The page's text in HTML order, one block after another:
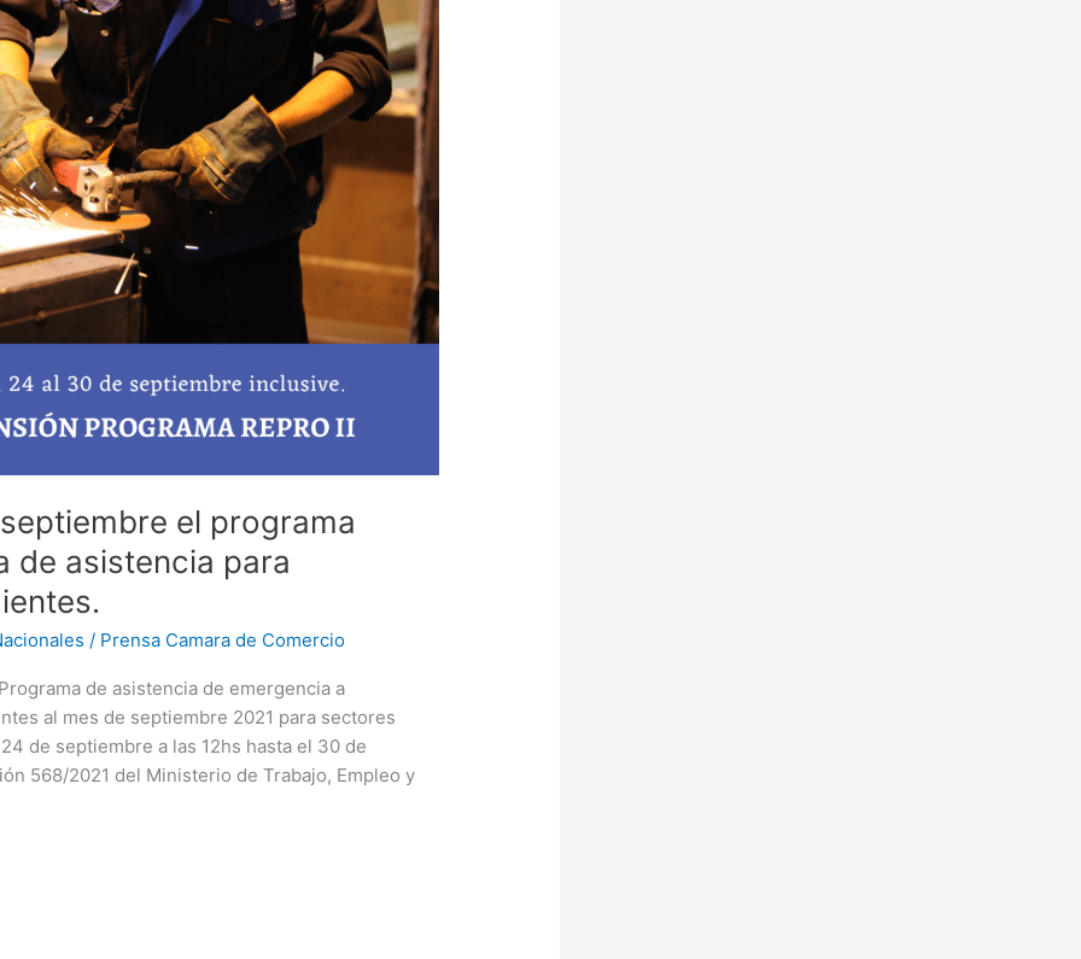
el programa
de asistencia para
/ Prensa Camara de Comercio
de asistencia de emergencia a
al mes de septiembre 2021 para sectores
de septiembre a las 12hs hasta el 30 de
568/2021 del Ministerio de Trabajo, Empleo y